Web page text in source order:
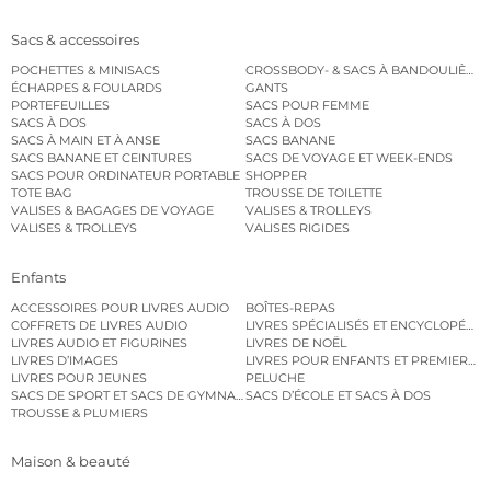
Sacs & accessoires
POCHETTES & MINISACS
CROSSBODY- & SACS À BANDOULIÈRE
ÉCHARPES & FOULARDS
GANTS
PORTEFEUILLES
SACS POUR FEMME
SACS À DOS
SACS À DOS
SACS À MAIN ET À ANSE
SACS BANANE
SACS BANANE ET CEINTURES
SACS DE VOYAGE ET WEEK-ENDS
SACS POUR ORDINATEUR PORTABLE SHOPPER
TOTE BAG
TROUSSE DE TOILETTE
VALISES & BAGAGES DE VOYAGE
VALISES & TROLLEYS
VALISES & TROLLEYS
VALISES RIGIDES
Enfants
ACCESSOIRES POUR LIVRES AUDIO
BOÎTES-REPAS
COFFRETS DE LIVRES AUDIO
LIVRES SPÉCIALISÉS ET
LIVRES AUDIO ET FIGURINES
LIVRES DE NOËL
LIVRES D’IMAGES
LIVRES POUR ENFANTS ET PREMIERS
LIVRES POUR JEUNES
PELUCHE
SACS DE SPORT ET SACS DE GYMNASTIQUESACS D’ÉCOLE ET SACS À DOS
TROUSSE & PLUMIERS
Maison & beauté